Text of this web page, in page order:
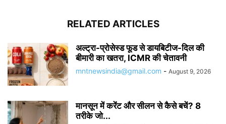
RELATED ARTICLES
अल्ट्रा-प्रोसेस्ड फूड से डायबिटीज-दिल की
बीमारी का खतरा, ICMR की चेतावनी
mntnewsindia@gmail.com - August 9, 2026
मानसून में करेंंट और सीलन से कैसे बचें? 8
तरीके जो...